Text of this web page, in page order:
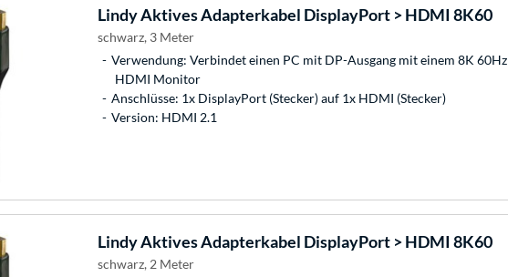
LindyAktives Adapterkabel DisplayPort > HDMI 8K60
schwarz, 3 Meter
Verwendung: Verbindet einen PC mit DP-Ausgang mit einem 8K 60Hz
HDMI Monitor
Anschlüsse: 1x DisplayPort (Stecker) auf 1x HDMI (Stecker)
Version: HDMI 2.1
LindyAktives Adapterkabel DisplayPort > HDMI 8K60
schwarz, 2 Meter